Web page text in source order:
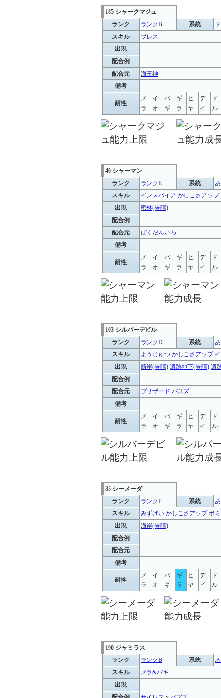
185 シャークマジュ
ランク
ランクB 系統
スキル
ブレス
出現
配合例
配合元
海王神
備考
耐性
メ
ラ
イ
オ
バ
ギ
ギ
ラ
ヒ
ヤ
デ
イ
ド
ル
40 シャーマン
ランク
ランクE 系統
スキル
インスパイア かしこさアップ
出現
密林(昼晴)
配合例
配合元
ばくだんいわ
備考
耐性
メ
ラ
イ
オ
バ
ギ
ギ
ラ
ヒ
ヤ
デ
イ
ド
ル
103 シルバーデビル
ランク
ランクD 系統
スキル
ようじゅつ かしこさアップ
出現
断崖(昼晴) 遺跡地下(昼晴) 遺
配合例
配合元
ブリザード バズズ
備考
耐性
メ
ラ
イ
オ
バ
ギ
ギ
ラ
ヒ
ヤ
デ
イ
ド
ル
33 シーメーダ
ランク
ランクF 系統
スキル
みずげい かしこさアップ ボ
出現
海岸(昼晴)
配合例
配合元
備考
耐性
メ
ラ
イ
オ
バ
ギ
ギ
ラ
ヒ
ヤ
デ
イ
ド
ル
190 ジャミラス
ランク
ランクB 系統
スキル
メラ&バギ
出現